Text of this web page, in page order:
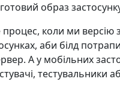
образ
коли ми версію
аби білд
А у мобільних